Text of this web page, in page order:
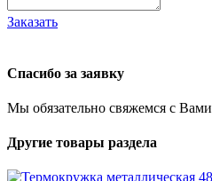
Заказать
Спасибо за заявку
Мы обязательно свяжемся с Вами
Другие товары раздела